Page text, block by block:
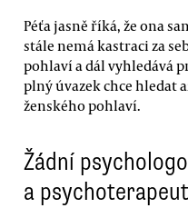
Péťa jasně říká, že ona
stále nemá kastraci za
pohlaví a dál vyhledává
plný úvazek chce hledat
ženského pohlaví.
Žádní
a